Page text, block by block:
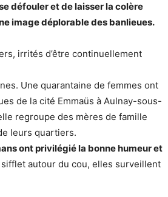
défouler et de laisser la colère
image déplorable des banlieues.
irrités d’être continuellement
Une quarantaine de femmes ont
de la cité Emmaüs à Aulnay-sous-
regroupe des mères de famille
leurs quartiers.
ont privilégié la bonne humeur et
sifflet autour du cou, elles surveillent